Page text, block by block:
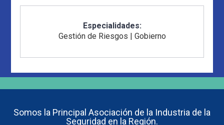
Especialidades:
Gestión de Riesgos | Gobierno
Somos la Principal Asociación de la Industria de la
Seguridad en la Región.